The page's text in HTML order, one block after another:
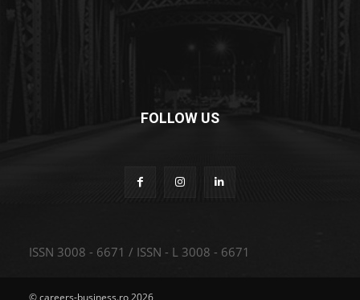
FOLLOW US
ISSN 3008 - 6671 / ISSN - L 3008 - 6671
© careers-business.ro 2026